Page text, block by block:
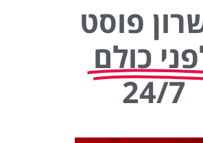
פוסט
כולם
24/7